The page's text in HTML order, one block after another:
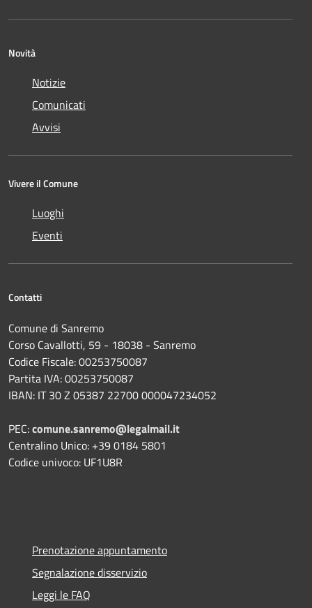
Novità
Notizie
Comunicati
Avvisi
Vivere il Comune
Luoghi
Eventi
Contatti
Comune di Sanremo
Corso Cavallotti, 59 - 18038 - Sanremo
Codice Fiscale: 00253750087
Partita IVA: 00253750087
IBAN: IT 30 Z 05387 22700 000047234052
PEC:comune.sanremo@legalmail.it
Centralino Unico: +39 0184 5801
Codice univoco: UF1U8R
Prenotazione appuntamento
Segnalazione disservizio
Leggi le FAQ